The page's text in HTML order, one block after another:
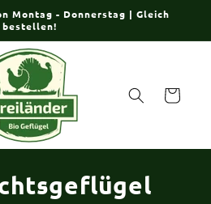
Montag - Donnerstag | Gleich
bestellen!
Warenkorb